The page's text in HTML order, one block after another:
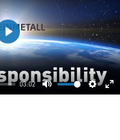
03:02
Mute
Play